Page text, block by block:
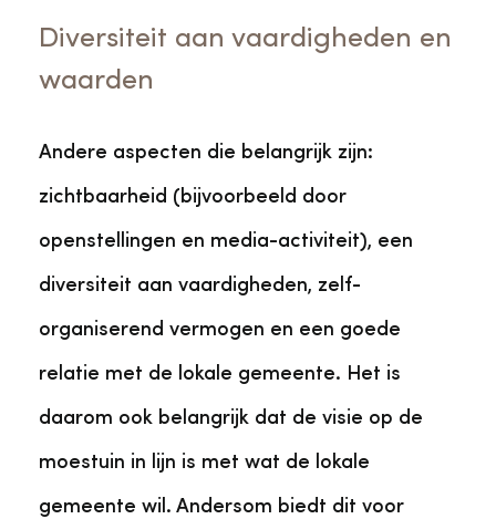
Diversiteit aan vaardigheden en
waarden
Andere aspecten die belangrijk zijn:
zichtbaarheid (bijvoorbeeld door
openstellingen en media-activiteit), een
diversiteit aan vaardigheden, zelf-
organiserend vermogen en een goede
relatie met de lokale gemeente. Het is
daarom ook belangrijk dat de visie op de
moestuin in lijn is met wat de lokale
gemeente wil. Andersom biedt dit voor